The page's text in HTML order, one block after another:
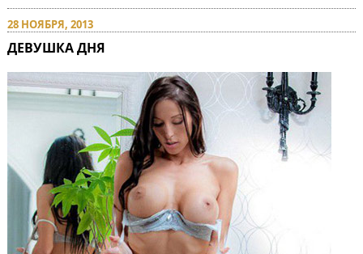
28 НОЯБРЯ, 2013
ДЕВУШКА ДНЯ